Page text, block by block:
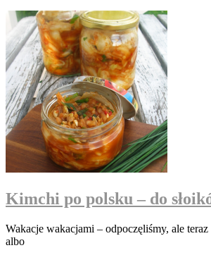
Kimchi po polsku – do
Wakacje wakacjami – odpoczęliśmy, ale
albo